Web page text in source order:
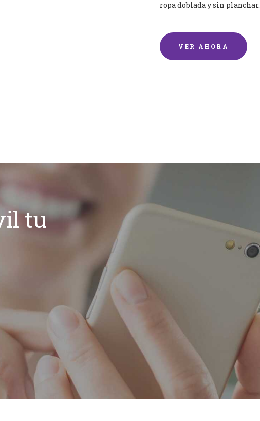
ropa doblada y sin planchar.
VER AHORA
tu